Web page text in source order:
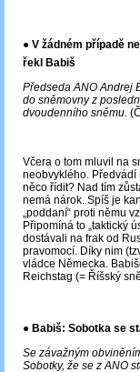
● V žádném případě
řekl Babiš
Předseda ANO Andrej
do sněmovny z
dvoudenního sněmu.
Včera o tom mluvil na
neobvyklého. Předvádí
něco řídit? Nad tím
nemá nárok. Spíš je
„poddaní“ proti němu
Připomíná to „taktický
dostávali na frak od
pravomocí. Díky nim
vládce Německa.
Reichstag (= Říšský
● Babiš: Sobotka se
Se závažným
Sobotky, že se z ANO